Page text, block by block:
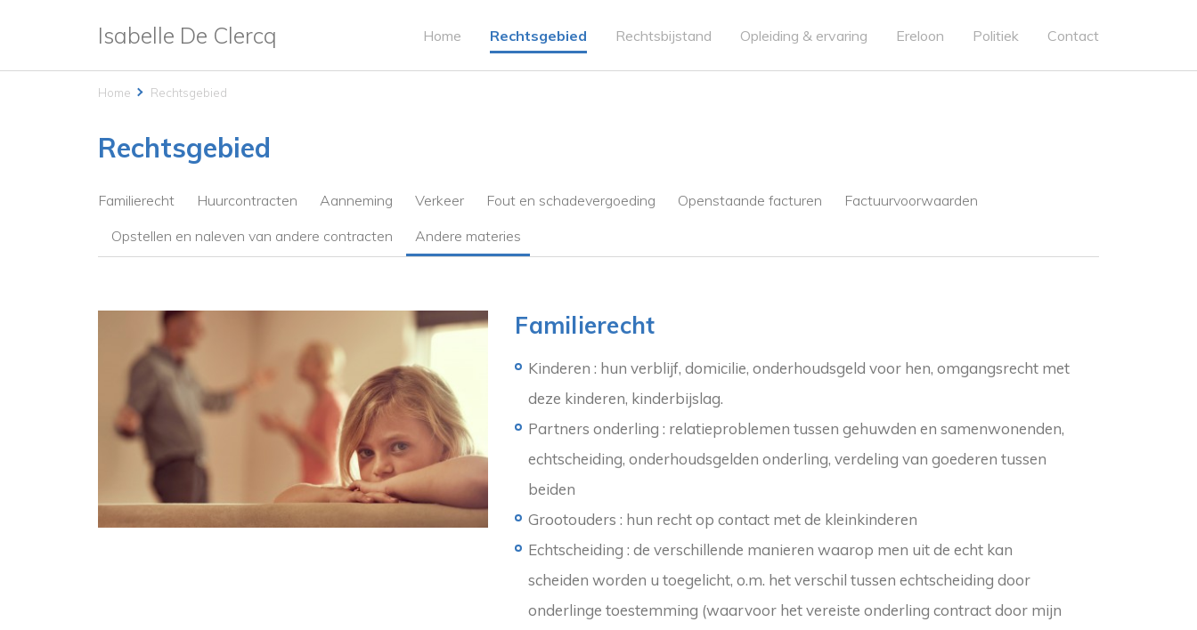
Isabelle De Clercq Home Rechtsgebied Rechtsbijstand Opleiding & ervaring Ereloon Politiek Contact
Home Rechtsgebied
Rechtsgebied
Familierecht Huurcontracten Aanneming Verkeer Fout en schadevergoeding Openstaande facturen
Factuurvoorwaarden
Opstellen en naleven van andere contracten
Andere materies
Familierecht
Kinderen : hun verblijf, domicilie, onderhoudsgeld voor hen, omgangsrecht met
deze kinderen, kinderbijslag.
Partners onderling : relatieproblemen tussen gehuwden en samenwonenden,
echtscheiding, onderhoudsgelden onderling, verdeling van goederen tussen
beiden
Grootouders : hun recht op contact met de kleinkinderen
Echtscheiding : de verschillende manieren waarop men uit de echt kan
scheiden worden u toegelicht, o.m. het verschil tussen echtscheiding door
onderlinge toestemming (waarvoor het vereiste onderling contract door mijn